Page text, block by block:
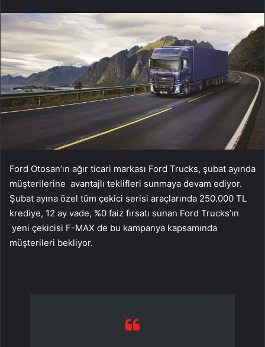
Ford Otosan’ın ağır ticari markası Ford Trucks, şubat ayında
müşterilerine avantajlı teklifleri sunmaya devam ediyor.
Şubat ayına özel tüm çekici serisi araçlarında 250.000 TL
krediye, 12 ay vade, %0 faiz fırsatı sunan Ford Trucks’ın
yeni çekicisi F-MAX de bu kampanya kapsamında
müşterileri bekliyor.